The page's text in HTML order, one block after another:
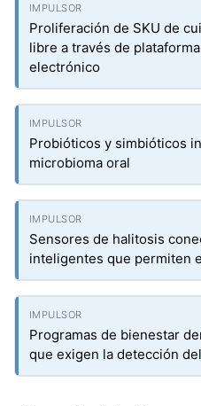
Proliferación de SKU de
libre a través de
electrónico
Probióticos y simbióticos
microbioma oral
Sensores de halitosis
inteligentes que permiten
Programas de bienestar
que exigen la detección